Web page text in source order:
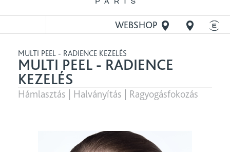
WEBSHOP
MULTI PEEL - RADIENCE KEZELÉS
MULTI PEEL - RADIENCE
KEZELÉS
Hámlasztás | Halványítás | Ragyogásfokozás